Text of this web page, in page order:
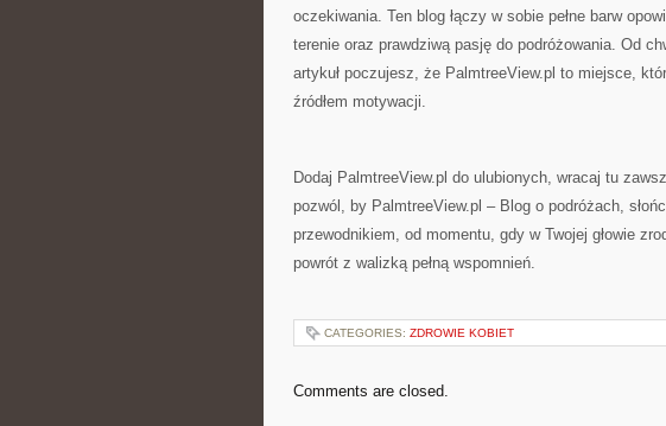
oczekiwania. Ten blog łączy w sobie pełne barw
terenie oraz prawdziwą pasję do podróżowania. Od
artykuł poczujesz, że PalmtreeView.pl to miejsce,
źródłem motywacji.
Dodaj PalmtreeView.pl do ulubionych, wracaj tu
pozwól, by PalmtreeView.pl – Blog o podróżach,
przewodnikiem, od momentu, gdy w Twojej głowie
powrót z walizką pełną wspomnień.
CATEGORIES: ZDROWIE KOBIET
Comments are closed.